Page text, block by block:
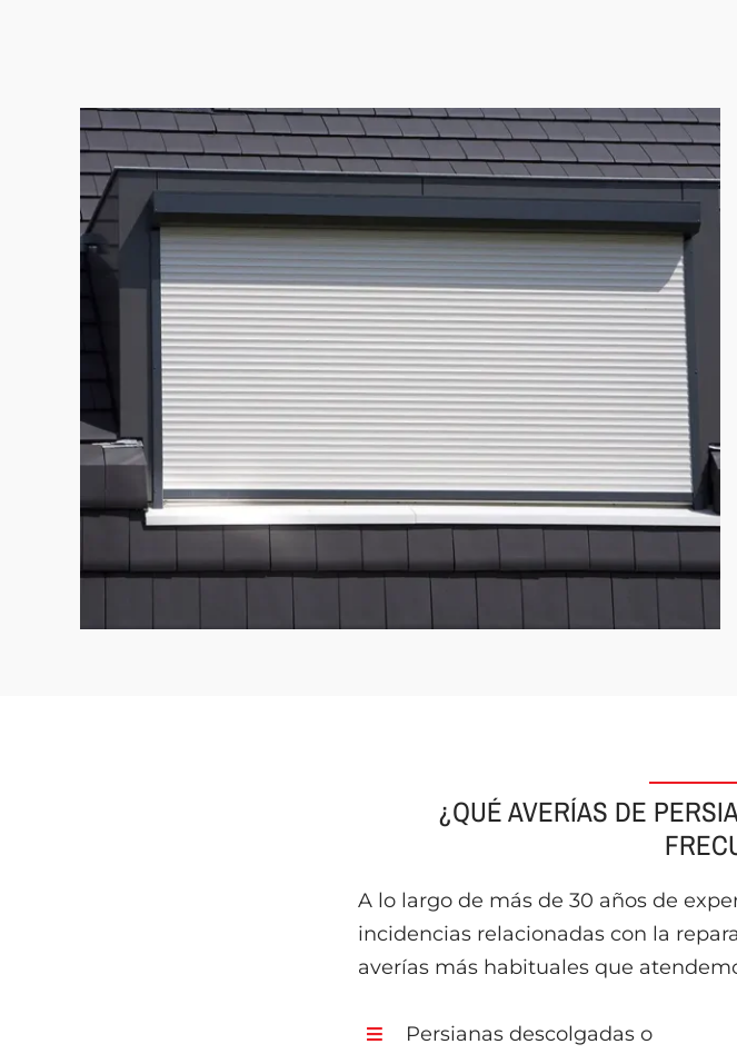
¿QUÉ AVERÍAS DE
A lo largo de más de 30 años de
incidencias relacionadas con la
averías más habituales que
Persianas descolgadas o